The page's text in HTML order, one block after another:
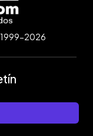
1999-2026